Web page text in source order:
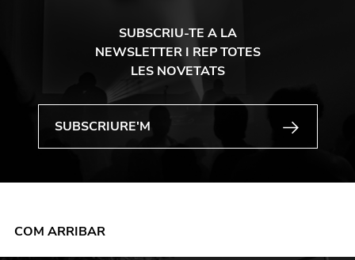
SUBSCRIU-TE A LA
NEWSLETTER I REP TOTES
LES NOVETATS
COM ARRIBAR